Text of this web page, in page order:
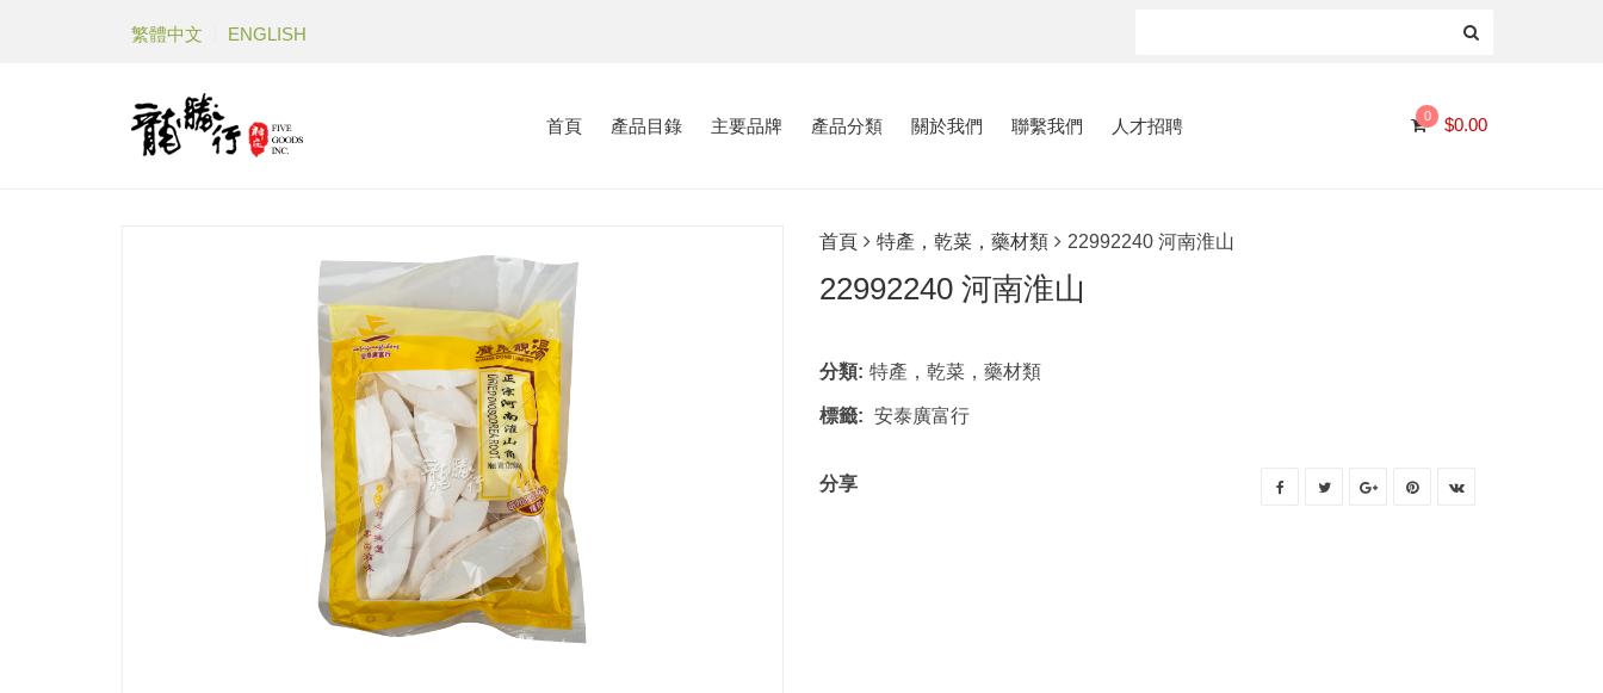
繁體中文 ENGLISH
首頁 產品目錄 主要品牌 產品分類 關於我們 聯繫我們 人才招聘 0 $0.00
首頁 特產，乾菜，藥材類 22992240 河南淮山
22992240 河南淮山
分類: 特產，乾菜，藥材類
標籤: 安泰廣富行
分享